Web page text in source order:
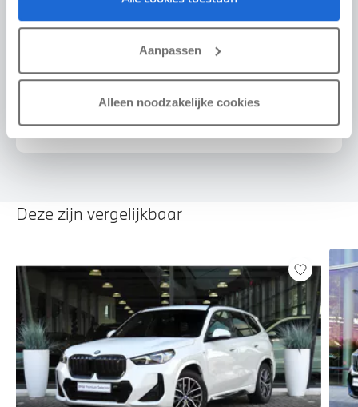
Aanpassen
Alleen noodzakelijke cookies
Voorstel aanvragen
U vertelt meer over uw auto
We verrekenen de waarde van uw auto
Deze zijn vergelijkbaar